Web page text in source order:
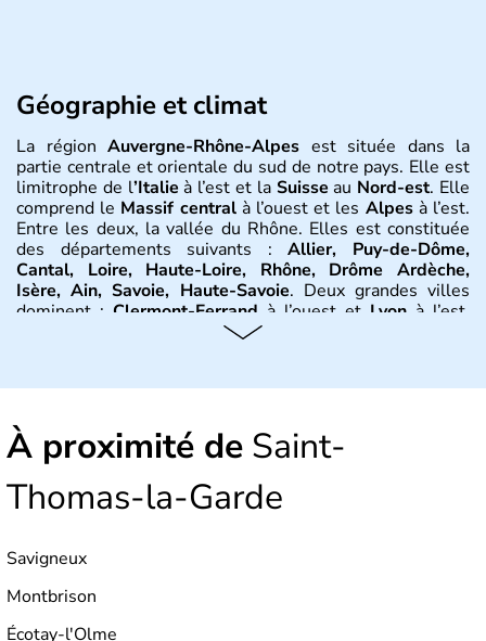
Géographie et climat
La région Auvergne-Rhône-Alpes est située dans la
partie centrale et orientale du sud de notre pays. Elle est
limitrophe de l’Italie à l’est et la Suisse au Nord-est. Elle
comprend le Massif centralà l’ouest et les Alpesà l’est.
Entre les deux, la vallée du Rhône. Elles est constituée
des départements suivants :Allier, Puy-de-Dôme,
Cantal, Loire, Haute-Loire, Rhône, Drôme Ardèche,
Isère, Ain, Savoie, Haute-Savoie. Deux grandes villes
dominent : Clermont-Ferrand à l’ouest et Lyon à l’est.
D’autres villes ont une réelle importance dans la région
exemple. La région est bordée au Nord-Est par le climat
Sud-Est par le climat méditerranéen.
Histoire et administration
lors de la
avant J.-C. On trouve de nombreux vestiges dans la
région, dont 200 km d’aqueducs, ou encore les
À proximité de Saint-
Thomas-la-Garde
Savigneux
Montbrison
Écotay-l'Olme